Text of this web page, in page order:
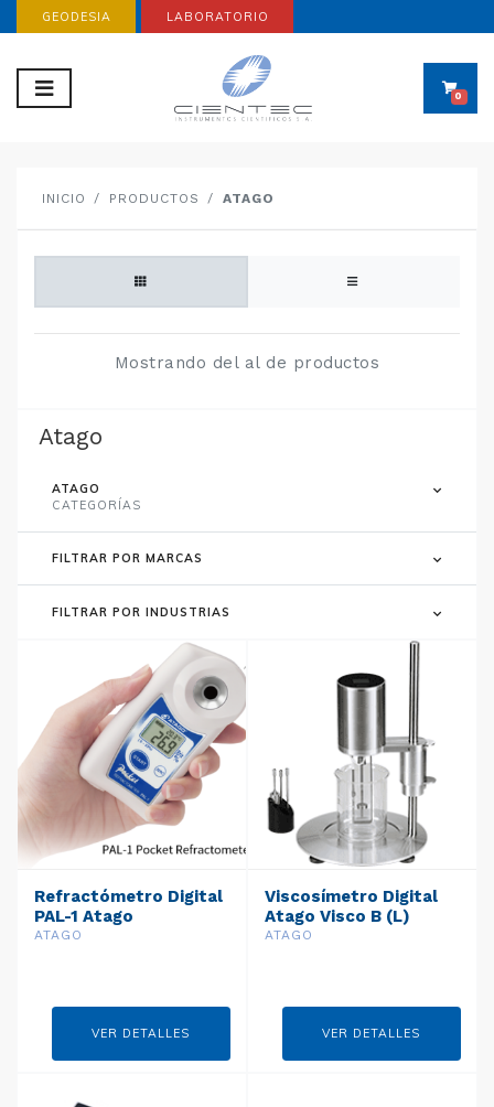
GEODESIA LABORATORIO
0
INICIO PRODUCTOS ATAGO
Mostrando del al de productos
Refractómetro Digital
PAL-1 Atago
ATAGO
VER DETALLES
Viscosímetro Digital
Atago Visco B (L)
ATAGO
VER DETALLES
Atago
ATAGO
CATEGORÍAS
FILTRAR POR MARCAS
FILTRAR POR INDUSTRIAS